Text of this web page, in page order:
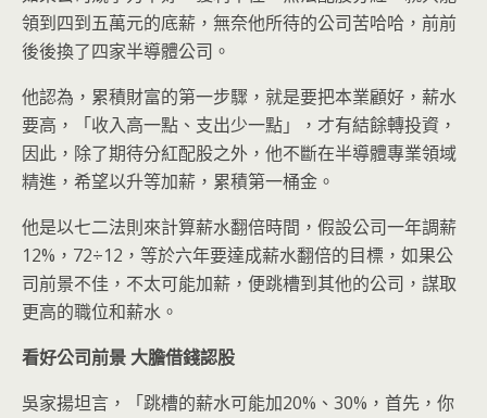
領到四到五萬元的底薪，無奈他所待的公司苦哈哈，前前
後後換了四家半導體公司。
他認為，累積財富的第一步驟，就是要把本業顧好，薪水
要高，「收入高一點、支出少一點」，才有結餘轉投資，
因此，除了期待分紅配股之外，他不斷在半導體專業領域
精進，希望以升等加薪，累積第一桶金。
他是以七二法則來計算薪水翻倍時間，假設公司一年調薪
12%，72÷12，等於六年要達成薪水翻倍的目標，如果公
司前景不佳，不太可能加薪，便跳槽到其他的公司，謀取
更高的職位和薪水。
看好公司前景 大膽借錢認股
吳家揚坦言，「跳槽的薪水可能加20%、30%，首先，你